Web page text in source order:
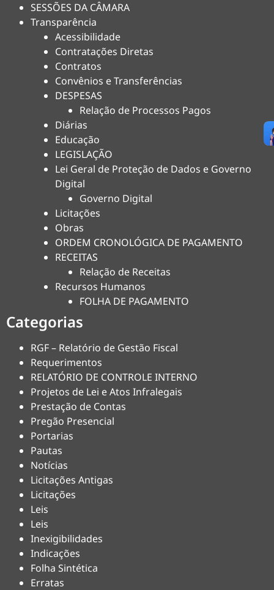
SESSÕES DA CÂMARA
Transparência
Acessibilidade
Contratações Diretas
Contratos
Convênios e Transferências
DESPESAS
Relação de Processos Pagos
Diárias
Educação
LEGISLAÇÃO
Lei Geral de Proteção de Dados e Governo
Digital
Governo Digital
Licitações
Obras
ORDEM CRONOLÓGICA DE PAGAMENTO
RECEITAS
Relação de Receitas
Recursos Humanos
FOLHA DE PAGAMENTO
Categorias
RGF – Relatório de Gestão Fiscal
Requerimentos
RELATÓRIO DE CONTROLE INTERNO
Projetos de Lei e Atos Infralegais
Prestação de Contas
Pregão Presencial
Portarias
Pautas
Notícias
Licitações Antigas
Licitações
Leis
Leis
Inexigibilidades
Indicações
Folha Sintética
Erratas